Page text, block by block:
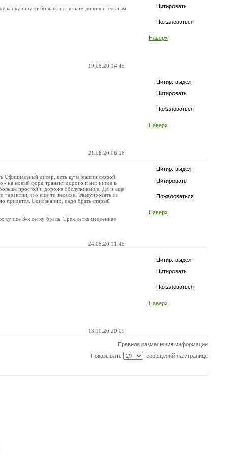
Цитировать
Пожаловаться
Наверх
конкурируют больше по всяким дополнительным
19.08.20 14:45
Цитир. выдел.
Цитировать
Пожаловаться
Наверх
21.08.20 06:16
Цитир. выдел.
Цитировать
Пожаловаться
Наверх
Официальный дилер, есть куча машин скорой
на новый форд транзит дорого и нет нигде в
простой и дороже обслуживание. Да и еще
это еще то веселье. Эвакуировать за
придется. Однозначно, надо брать старый
лучше 3-х летку брать. Трех летка медленнее
24.08.20 11:45
Цитир. выдел.
Цитировать
Пожаловаться
Наверх
13.10.20 20:09
Правила размещения информации
Показывать
сообщений на странице